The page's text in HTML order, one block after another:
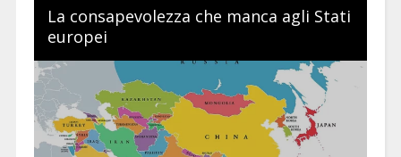
La consapevolezza che manca agli Stati
europei